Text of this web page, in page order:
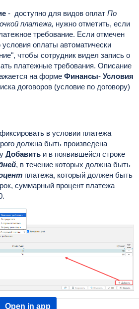
- доступно для видов оплат По
платежа, нужно отметить, если
требование. Если отмечен
условия оплаты автоматически
чтобы сотрудник видел запись о
платежные требования. Описание
на форме Финансы- Условия
договоров (условие по договору)
в условии платежа
должна быть произведена
Добавить и в появившейся строке
, в течение которых должна быть
платежа, который должен быть
суммарный процент платежа
Open in app